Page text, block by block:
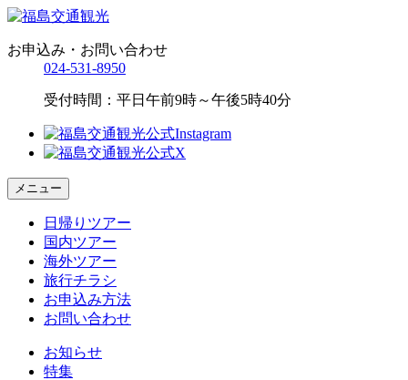
お申込み・お問い合わせ
024-531-8950
受付時間：平日午前9時～午後5時40分
メニュー
日帰りツアー
国内ツアー
海外ツアー
旅行チラシ
お申込み方法
お問い合わせ
お知らせ
特集